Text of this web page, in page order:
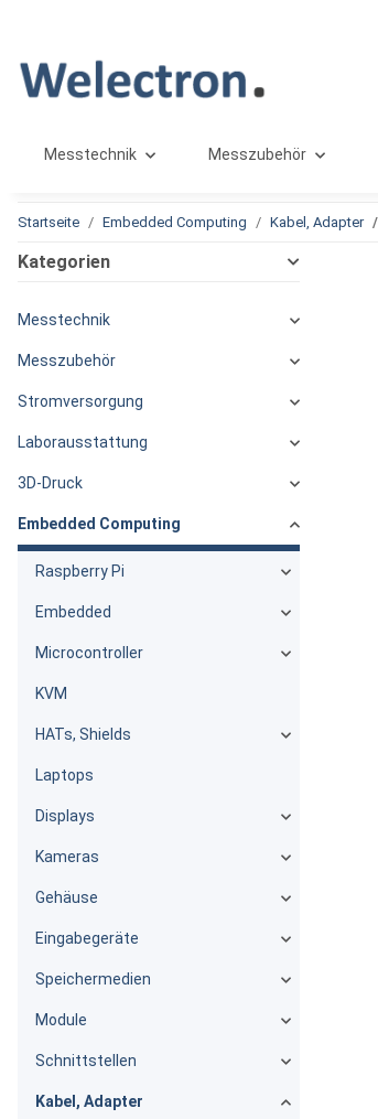
Messtechnik Messzubehör
Startseite Embedded Computing Kabel, Adapter
Kategorien
Messtechnik
Messzubehör
Stromversorgung
Laborausstattung
3D-Druck
Embedded Computing
Raspberry Pi
Embedded
Microcontroller
KVM
HATs, Shields
Laptops
Displays
Kameras
Gehäuse
Eingabegeräte
Speichermedien
Module
Schnittstellen
Kabel, Adapter